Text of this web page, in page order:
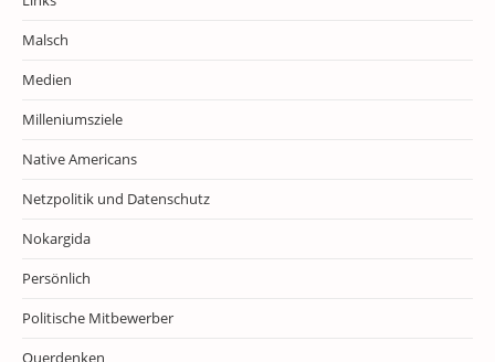
Malsch
Medien
Milleniumsziele
Native Americans
Netzpolitik und Datenschutz
Nokargida
Persönlich
Politische Mitbewerber
Querdenken